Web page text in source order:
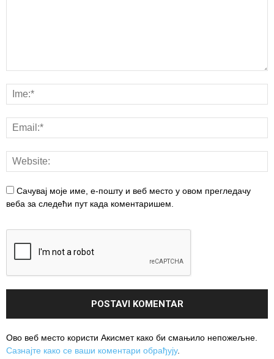
Сачувај моје име, е-пошту и веб место у овом прегледачу
веба за следећи пут када коментаришем.
Ово веб место користи Акисмет како би смањило непожељне.
Сазнајте како се ваши коментари обрађују.